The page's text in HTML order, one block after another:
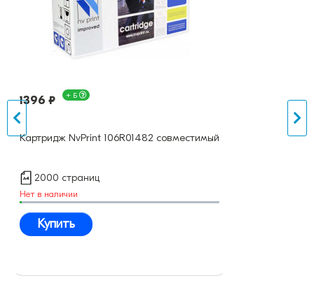
1396 ₽ + Б
Картридж NvPrint 106R01482 совместимый
2000 страниц
Нет в наличии
Купить